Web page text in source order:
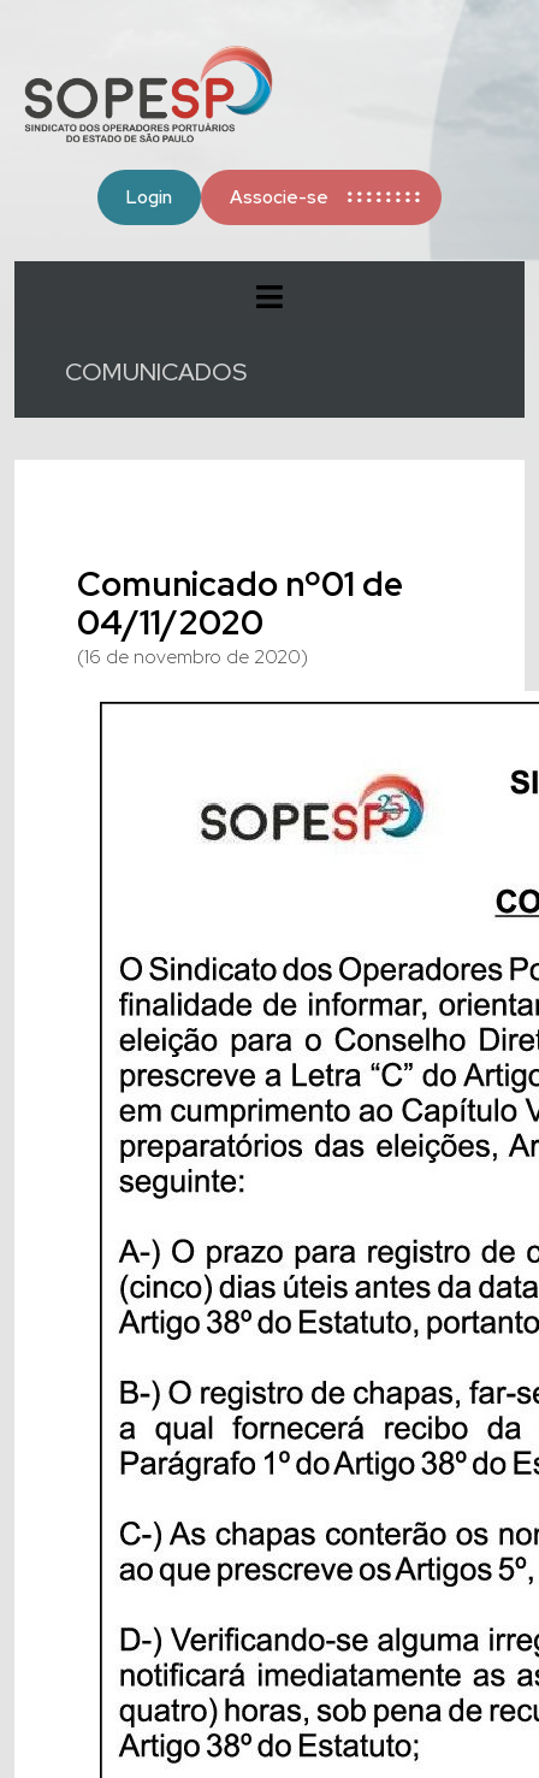
Login Associe-se
COMUNICADOS
Comunicado nº01 de
04/11/2020
(16 de novembro de 2020)